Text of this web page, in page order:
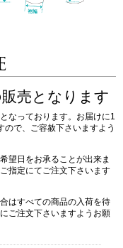
売となります
なっております。お届けに1
で、ご容赦下さいますよう
望日をお承ることが出来ま
指定にてご注文下さいます
はすべての商品の入荷を待
ご注文下さいますようお願